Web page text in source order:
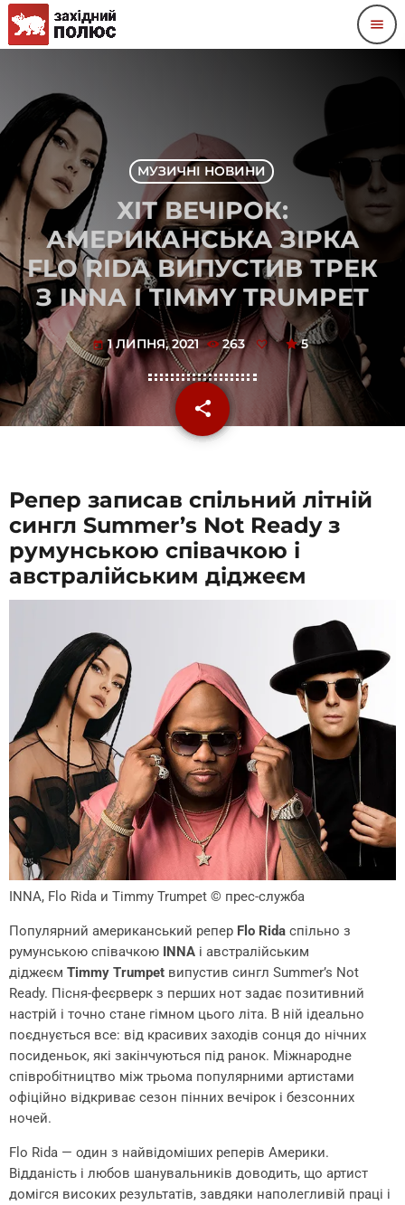
menu
МУЗИЧНІ НОВИНИ
ХІТ ВЕЧІРОК:
АМЕРИКАНСЬКА ЗІРКА
FLO RIDA ВИПУСТИВ ТРЕК
З INNA І TIMMY TRUMPET
today 1 ЛИПНЯ, 2021 263 5
share
email
Репер записав спільний літній
сингл Summer’s Not Ready з
румунською співачкою і
австралійським діджеєм
INNA, Flo Rida и Timmy Trumpet © прес-служба
Популярний американський репер Flo Rida спільно з
румунською співачкою
INNA і австралійським
діджеєм Timmy Trumpet випустив сингл Summer’s Not
Ready. Пісня-феєрверк з перших нот задає позитивний
настрій і точно стане гімном цього літа. В ній ідеально
поєднується все: від красивих заходів сонця до нічних
посиденьок, які закінчуються під ранок. Міжнародне
співробітництво між трьома популярними артистами
офіційно відкриває сезон пінних вечірок і безсонних
ночей.
Flo Rida — один з найвідоміших реперів Америки.
Відданість і любов шанувальників доводить, що артист
домігся високих результатів, завдяки наполегливій праці і